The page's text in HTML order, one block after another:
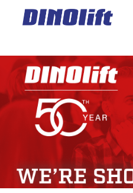
Hyppää
sisältöön